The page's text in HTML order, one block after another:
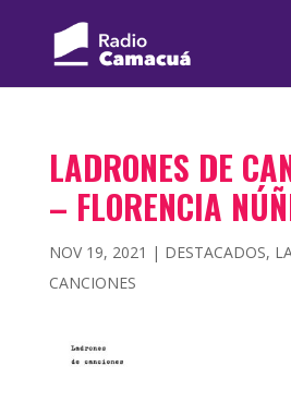
LADRONES DE
– FLORENCIA
NOV 19, 2021 | DESTACADOS,
CANCIONES